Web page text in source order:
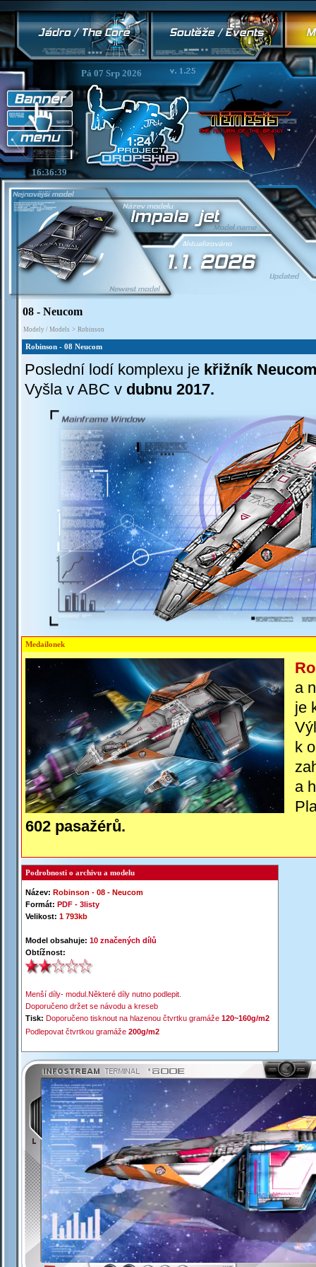
16:36:39
Pá 07 Srp 2026
08 - Neucom
Modely / Models > Robinson
Robinson - 08 Neucom
Poslední lodí komplexu je křižník
Vyšla v ABC v dubnu 2017.
Medailonek
a
je
k
a
602 pasažérů.
Podrobnosti o archivu a modelu
Název: Robinson - 08 - Neucom
Formát: PDF - 3listy
Velikost: 1 793kb
Model obsahuje: 10 značených dílů
Obtížnost:
Menší díly- modul .Některé díly nutno podlepit.
Doporučeno držet se návodu a kreseb
Tisk: Doporučeno tisknout na hlazenou čtvrtku gramáže 120~160g/m2
Podlepovat čtvrtkou gramáže 200g/m2